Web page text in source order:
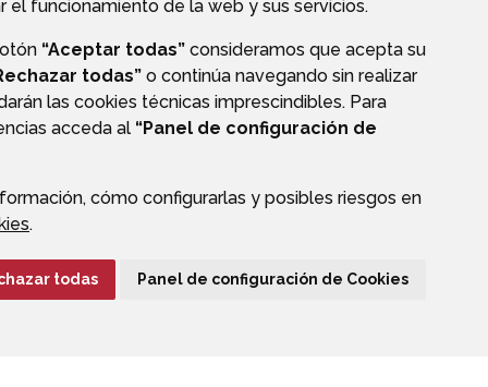
el funcionamiento de la web y sus servicios.
“Aceptar todas” consideramos que acepta su
todas” o continúa navegando sin realizar
las cookies técnicas imprescindibles. Para
acceda al “Panel de configuración de
cómo configurarlas y posibles riesgos en
.
todas Panel de configuración de Cookies
DE DATOS